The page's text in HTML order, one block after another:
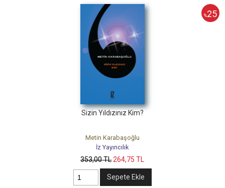
%25
Sizin Yıldızınız Kim?
Metin Karabaşoğlu
İz Yayıncılık
353,00TL264,75 TL
Sepete Ekle